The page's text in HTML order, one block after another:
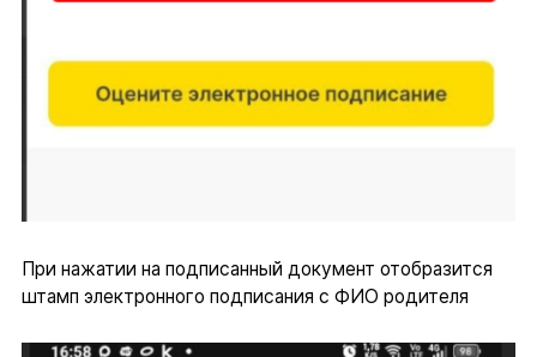
При нажатии на подписанный документ отобразится
штамп электронного подписания с ФИО родителя